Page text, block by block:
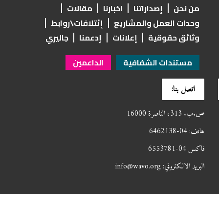
اتصل بنا:
ص.ب. 313، الناصرة 16000
هاتف: 04-6462138
فاكس 04-6553781
البريد الالكتروني: info@wavo.org
من نحن إصداراتنا اخبارنا
مقالات
وحدات العمل والمشاريع
إئتلافات\روابط
وثائق حقوقية
إعلانات إدعمنا
جاليري
مستندات الشفافية
الداعمين